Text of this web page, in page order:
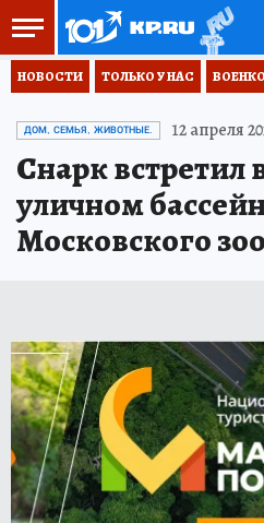
НОВОСТИ ТОЛЬКО У НАС
ДОМ, СЕМЬЯ, ЖИВОТНЫЕ. 12 апреля
Снарк встретил
уличном
Московского